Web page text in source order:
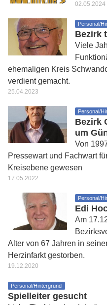
02.05.2024
Personal/
Bezirk
Viele
ehemaligen Kreis
verdient gemacht.
25.04.2023
Personal/
Bezirk
um
Von
Pressewart und Fachwart
Kreisebene gewesen
17.05.2022
Personal/
Edi
Am
Alter von 67 Jahren in
Herzinfarkt gestorben.
19.12.2020
Personal/Hintergrund
Spielleiter gesucht